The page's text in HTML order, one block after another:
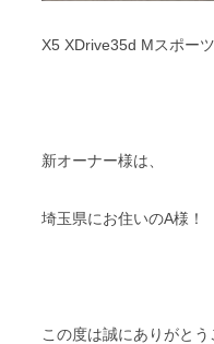
X5 XDrive35d Mスポーツ
新オーナー様は、
埼玉県にお住いのA様！
この度は誠にありがとう